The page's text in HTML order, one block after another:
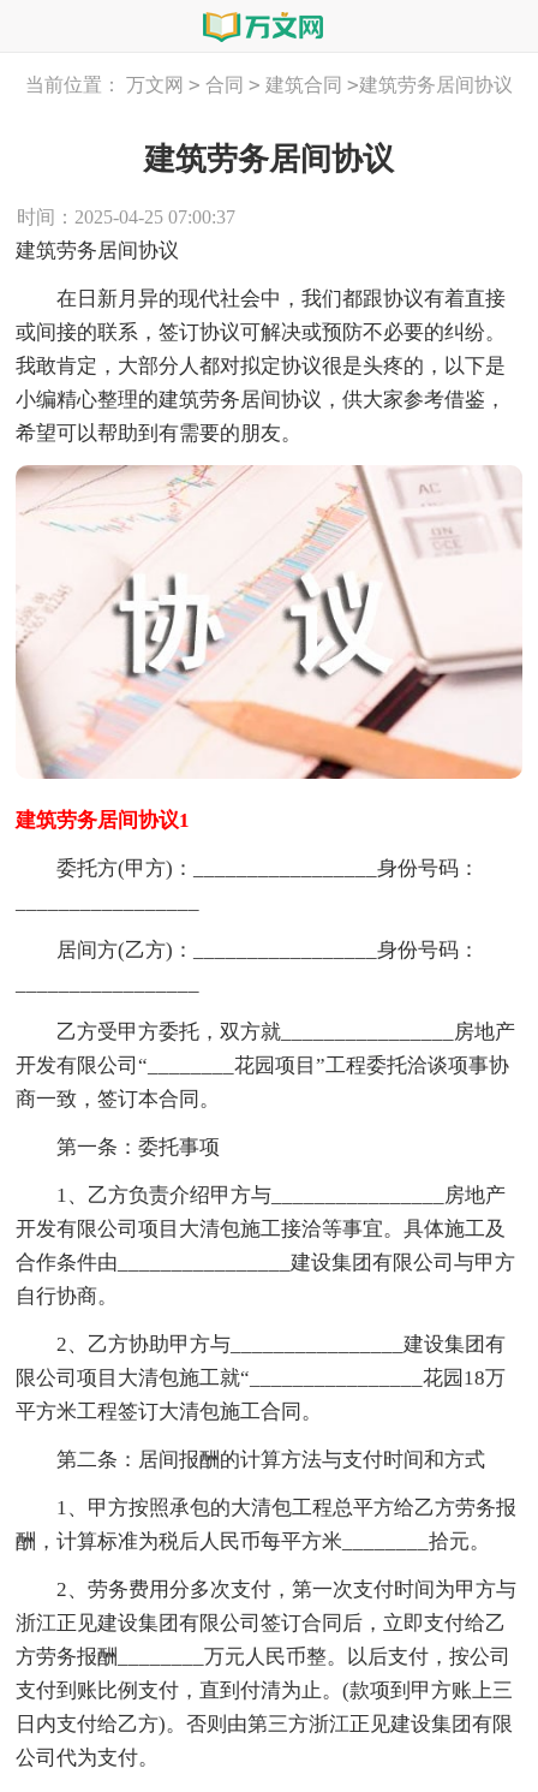
当前位置： 万文网 > 合同 > 建筑合同 >建筑劳务居间协议
建筑劳务居间协议
时间：2025-04-25 07:00:37
建筑劳务居间协议
在日新月异的现代社会中，我们都跟协议有着直接
或间接的联系，签订协议可解决或预防不必要的纠纷。
我敢肯定，大部分人都对拟定协议很是头疼的，以下是
小编精心整理的建筑劳务居间协议，供大家参考借鉴，
希望可以帮助到有需要的朋友。
建筑劳务居间协议1
委托方(甲方)：_________________身份号码：
居间方(乙方)：_________________身份号码：
乙方受甲方委托，双方就________________房地产
开发有限公司“________花园项目”工程委托洽谈项事协
商一致，签订本合同。
第一条：委托事项
1、乙方负责介绍甲方与________________房地产
开发有限公司项目大清包施工接洽等事宜。具体施工及
合作条件由________________建设集团有限公司与甲方
自行协商。
2、乙方协助甲方与________________建设集团有
限公司项目大清包施工就“________________花园18万
平方米工程签订大清包施工合同。
第二条：居间报酬的计算方法与支付时间和方式
1、甲方按照承包的大清包工程总平方给乙方劳务报
酬，计算标准为税后人民币每平方米________拾元。
2、劳务费用分多次支付，第一次支付时间为甲方与
浙江正见建设集团有限公司签订合同后，立即支付给乙
方劳务报酬________万元人民币整。以后支付，按公司
支付到账比例支付，直到付清为止。(款项到甲方账上三
日内支付给乙方)。否则由第三方浙江正见建设集团有限
公司代为支付。